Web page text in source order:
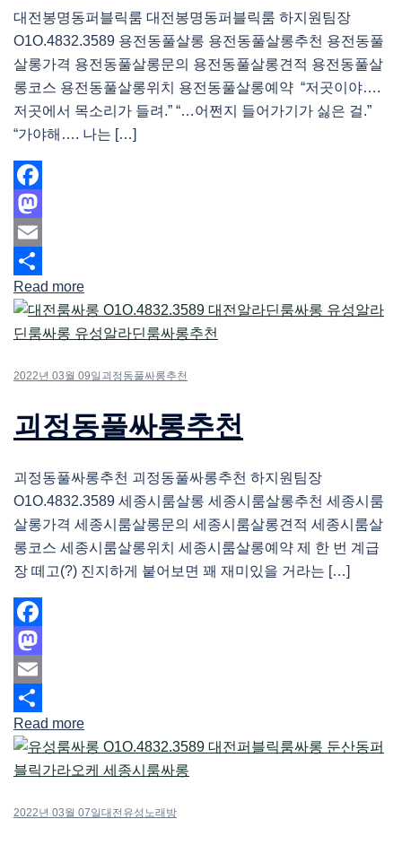
대전봉명동퍼블릭룸 대전봉명동퍼블릭룸 하지원팀장
O1O.4832.3589 용전동풀살롱 용전동풀살롱추천 용전동풀
살롱가격 용전동풀살롱문의 용전동풀살롱견적 용전동풀살
롱코스 용전동풀살롱위치 용전동풀살롱예약 “저곳이야….
저곳에서 목소리가 들려.” “…어쩐지 들어가기가 싫은 걸.”
“가야해…. 나는 […]
Facebook
Mastodon
Email
Share
Read more
2022년 03월 09일 괴정동풀싸롱추천
괴정동풀싸롱추천
괴정동풀싸롱추천 괴정동풀싸롱추천 하지원팀장
O1O.4832.3589 세종시룸살롱 세종시룸살롱추천 세종시룸
살롱가격 세종시룸살롱문의 세종시룸살롱견적 세종시룸살
롱코스 세종시룸살롱위치 세종시룸살롱예약 제 한 번 계급
장 떼고(?) 진지하게 붙어보면 꽤 재미있을 거라는 […]
Facebook
Mastodon
Email
Share
Read more
2022년 03월 07일 대전유성노래방